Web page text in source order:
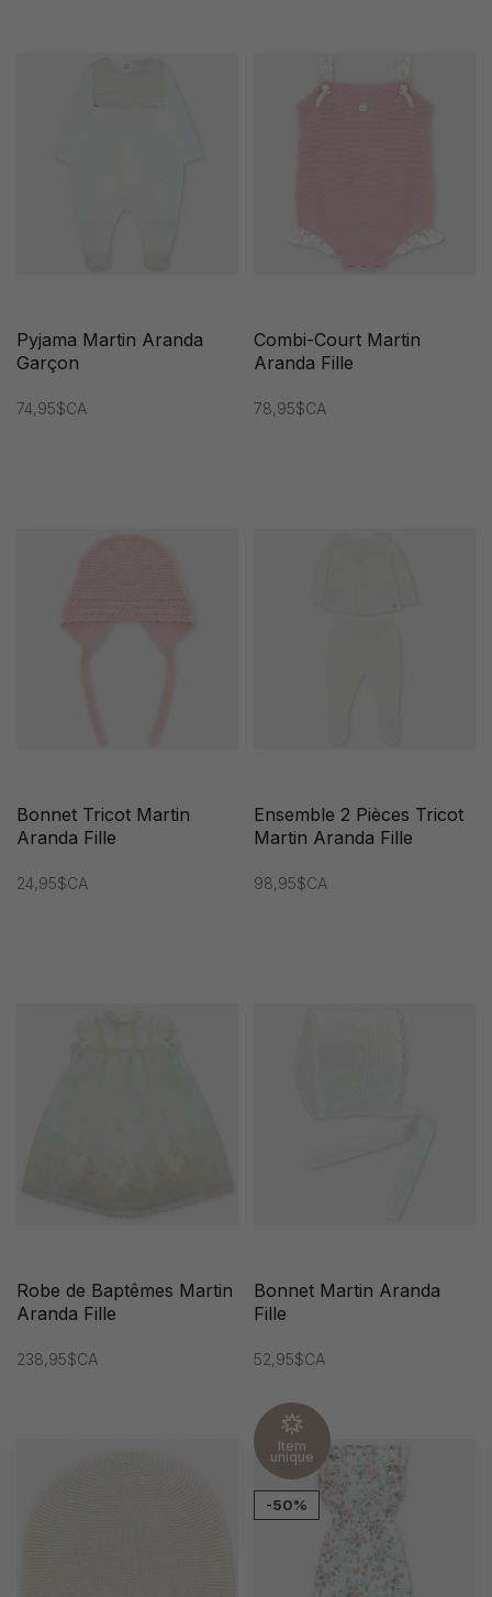
Pyjama Martin Aranda
Garçon
74,95$CA
Combi-Court Martin
Aranda Fille
78,95$CA
Bonnet Tricot Martin
Aranda Fille
24,95$CA
Ensemble 2 Pièces Tricot
Martin Aranda Fille
98,95$CA
Robe de Baptêmes Martin
Aranda Fille
238,95$CA
Bonnet Martin Aranda
Fille
52,95$CA
Item
unique
-50%